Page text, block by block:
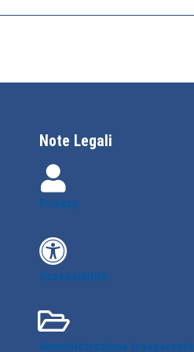
Note Legali
Privacy
Accessibilità
Amministrazione trasparente